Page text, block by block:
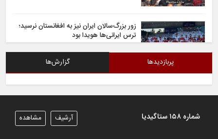
زور بزرگ‌سالان ایران نیز به افغانستان نرسید؛
ترس ایرانی‌ها هویدا بود
پربازدیدها گزارش‌ها
شماره ۱۵۸ ستاگیدیا مشاهده آرشیف